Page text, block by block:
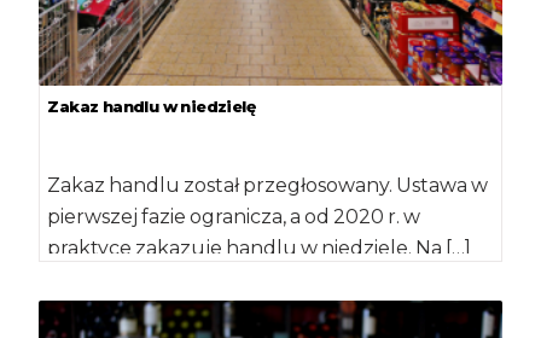
Zakaz handlu w niedzielę
Zakaz handlu został przegłosowany. Ustawa w
pierwszej fazie ogranicza, a od 2020 r. w
praktyce zakazuje handlu w niedziele. Na […]